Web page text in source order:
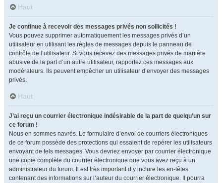
Haut
Je continue à recevoir des messages privés non sollicités !
Vous pouvez supprimer automatiquement les messages privés d’un
utilisateur en utilisant les règles de messages depuis le panneau de
contrôle de l’utilisateur. Si vous recevez des messages privés de manière
abusive de la part d’un autre utilisateur, rapportez ces messages aux
modérateurs. Ils peuvent empêcher un utilisateur d’envoyer des messages
privés.
Haut
J’ai reçu un courrier électronique indésirable de la part de quelqu’un sur
ce forum !
Nous en sommes navrés. Le formulaire d’envoi de courriers électroniques
de ce forum possède des protections qui essaient de repérer les utilisateurs
envoyant de tels messages. Vous devriez envoyer par courrier électronique
une copie complète du courrier électronique que vous avez reçu à un
administrateur du forum. Il est très important d’y inclure les en-têtes
contenant des informations sur l’auteur du courrier électronique. Il pourra